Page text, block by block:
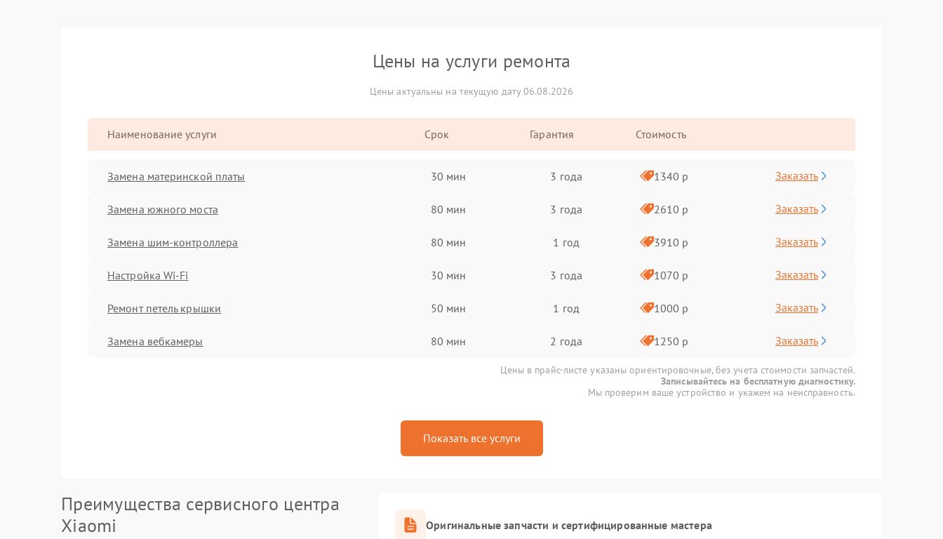
Цены на услуги ремонта
Цены актуальны на текущую дату 06.08.2026
Наименование услуги Срок Гарантия Стоимость
Замена материнской платы 30 мин 3 года 1340 р Заказать
Замена южного моста 80 мин 3 года 2610 р Заказать
Замена шим-контроллера 80 мин 1 год 3910 р Заказать
Настройка Wi-Fi 30 мин 3 года 1070 р Заказать
Ремонт петель крышки 50 мин 1 год 1000 р Заказать
Замена вебкамеры 80 мин 2 года 1250 р Заказать
Цены в прайс-листе указаны ориентировочные, без учета стоимости запчастей.
Записывайтесь на бесплатную диагностику.
Мы проверим ваше устройство и укажем на неисправность.
Показать все услуги
Преимущества сервисного центра
Xiaomi
Оригинальные запчасти и сертифицированные мастера